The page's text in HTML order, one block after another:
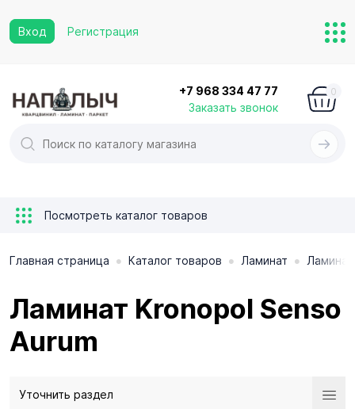
Вход Регистрация
+7 968 334 47 77
Заказать звонок
0
Посмотреть каталог товаров
Главная страница • Каталог товаров • Ламинат •
Ламинат Kronopol Senso
Aurum
Уточнить раздел